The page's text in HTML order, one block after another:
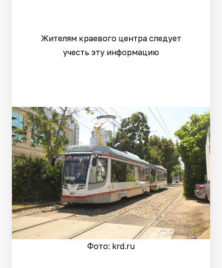
Жителям краевого центра следует
учесть эту информацию
Фото: krd.ru